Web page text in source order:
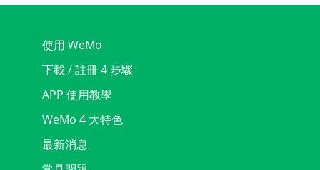
使用 WeMo
下載 / 註冊 4 步驟
APP 使用教學
WeMo 4 大特色
最新消息